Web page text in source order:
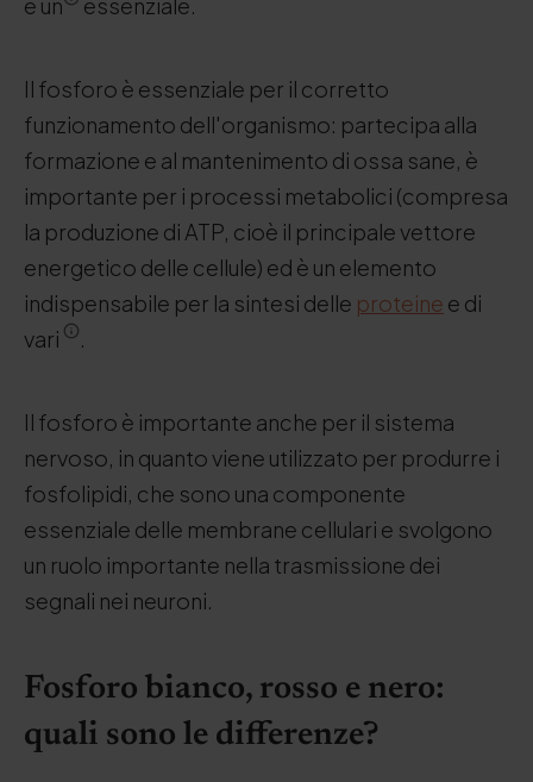
Il fosforo è essenziale per il corretto
funzionamento dell'organismo: partecipa alla
formazione e al mantenimento di ossa sane, è
importante per i processi metabolici (compresa
la produzione di ATP, cioè il principale vettore
energetico delle cellule) ed è un elemento
indispensabile per la sintesi delle proteine e di
vari
.
Il fosforo è importante anche per il sistema
nervoso, in quanto viene utilizzato per produrre i
fosfolipidi, che sono una componente
essenziale delle membrane cellulari e svolgono
un ruolo importante nella trasmissione dei
segnali nei neuroni.
Fosforo bianco, rosso e nero:
quali sono le differenze?